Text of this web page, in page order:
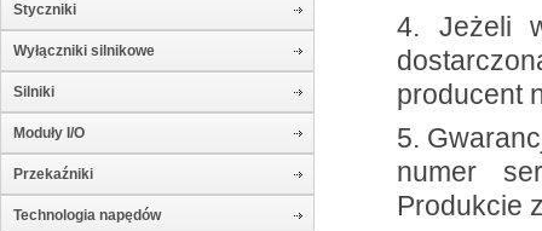
Styczniki
Wyłączniki silnikowe
Silniki
Moduły I/O
Przekaźniki
Technologia napędów
4. Jeżeli
producent
5.
numer
Produkcie